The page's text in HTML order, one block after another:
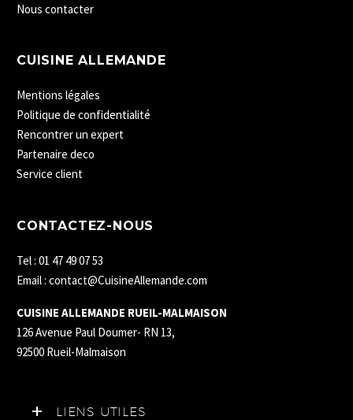
Nous contacter
CUISINE ALLEMANDE
Mentions légales
Politique de confidentialité
Rencontrer un expert
Partenaire deco
Service client
CONTACTEZ-NOUS
Tel : 01 47 49 07 53
Email : contact@CuisineAllemande.com
CUISINE ALLEMANDE RUEIL-MALMAISON
126 Avenue Paul Doumer- RN 13,
92500 Rueil-Malmaison
LIENS UTILES